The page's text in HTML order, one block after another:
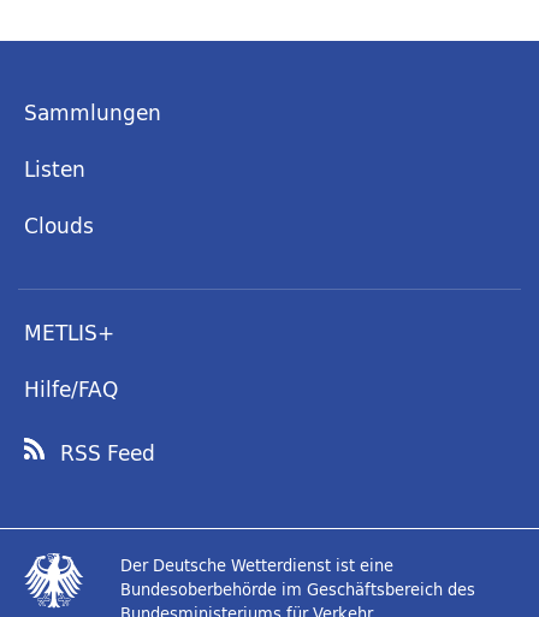
Sammlungen
Listen
Clouds
METLIS+
Hilfe/FAQ
RSS Feed
Der Deutsche Wetterdienst ist eine
Bundesoberbehörde im Geschäftsbereich des